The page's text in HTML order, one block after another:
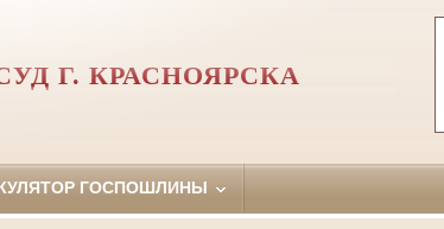
Г. КРАСНОЯРСКА
ГОСПОШЛИНЫ